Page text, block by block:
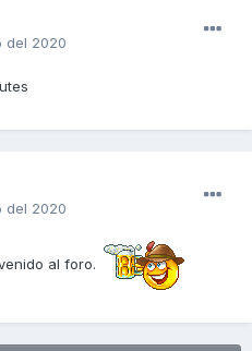
del 2020
del 2020
al foro.